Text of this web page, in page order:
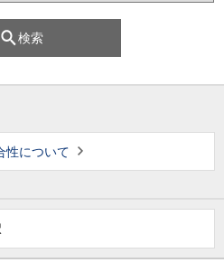
検索
性について